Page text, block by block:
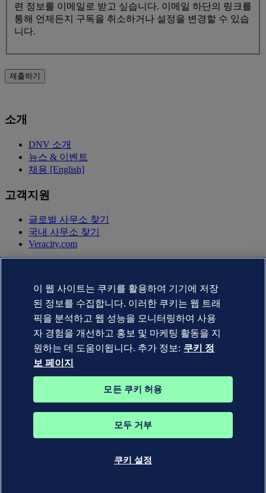
련 정보를 이메일로 받고 싶습니다. 이메일 하단의 링크를
통해 언제든지 구독을 취소하거나 설정을 변경할 수 있습
니다.
제출하기
소개
DNV 소개
뉴스 & 이벤트
채용 [English]
고객지원
글로벌 사무소 찾기
국내 사무소 찾기
Veracity.com
Copyright © DNV AS 2025
쿠키 정보 페이지
표는 Det Norske Veritas 그룹 회사의 자산입니다. 판권 소유.
이 웹 사이트는 쿠키를 활용하여 기기에 저장
된 정보를 수집합니다. 이러한 쿠키는 웹 트래
픽을 분석하고 웹 성능을 모니터링하여 사용
자 경험을 개선하고 홍보 및 마케팅 활동을 지
원하는 데 도움이됩니다. 추가 정보: 쿠키 정
보 페이지
모든 쿠키 허용
모두 거부
쿠키 설정